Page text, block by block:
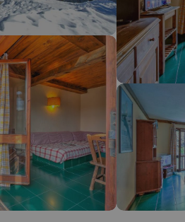
perdeu o seu caminho. Assim